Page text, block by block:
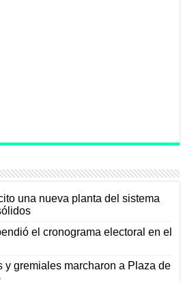
una nueva planta del sistema
el cronograma electoral en el
y gremiales marcharon a Plaza de